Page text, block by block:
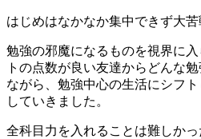
はじめはなかなか集中できず大苦
勉強の邪魔になるものを視界に
トの点数が良い友達からどんな
ながら、勉強中心の生活にシフ
していきました。
全科目力を入れることは難しか